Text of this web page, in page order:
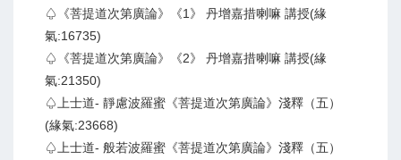
♤《菩提道次第廣論》《1》 丹增嘉措喇嘛 講授(緣
氣:16735)
♤《菩提道次第廣論》《2》 丹增嘉措喇嘛 講授(緣
氣:21350)
♤上士道- 靜慮波羅蜜《菩提道次第廣論》淺釋（五）
(緣氣:23668)
♤上士道- 般若波羅蜜《菩提道次第廣論》淺釋（五）